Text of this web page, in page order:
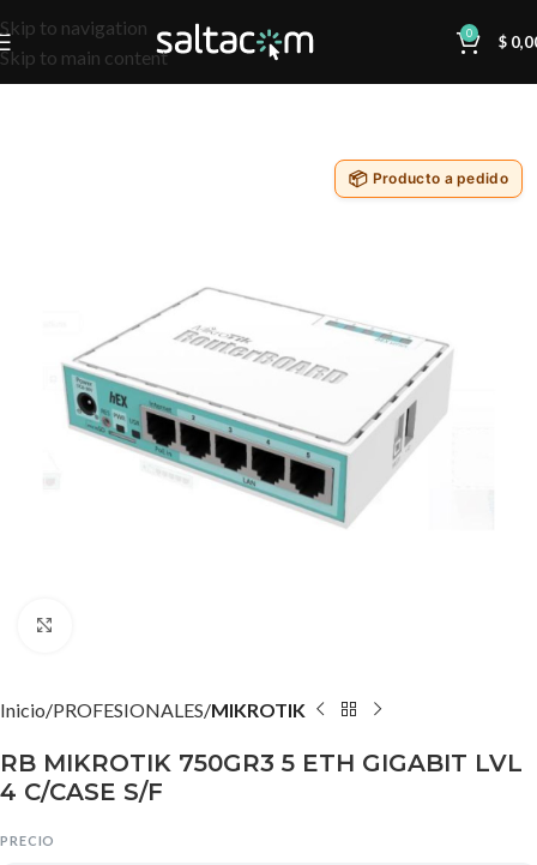
Skip to navigation
Skip to main content
0 $
Producto a pedido
Inicio PROFESIONALES MIKROTIK
RB MIKROTIK 750GR3 5 ETH GIGABIT LVL
4 C/CASE S/F
PRECIO